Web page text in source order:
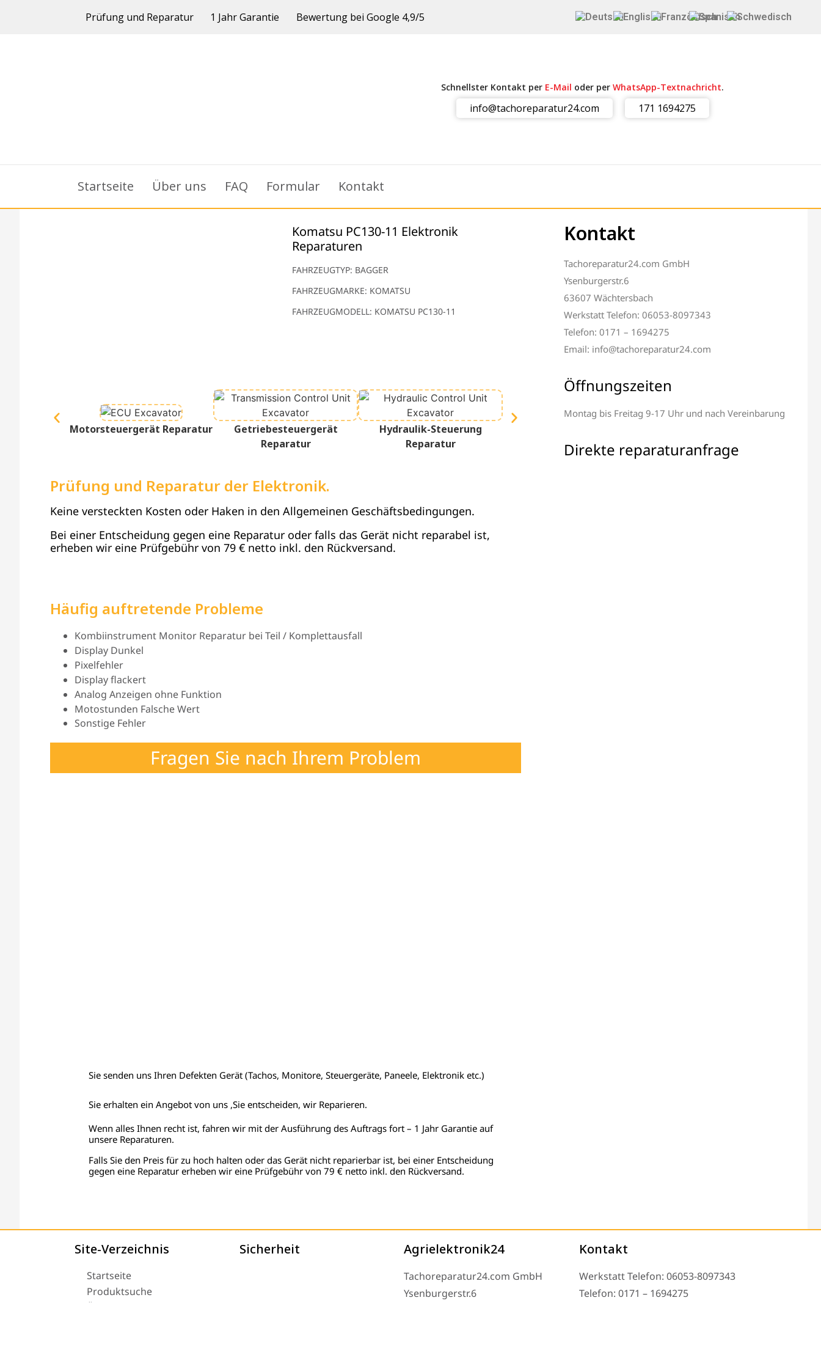
Prüfung und Reparatur 1 Jahr Garantie Bewertung bei Google 4,9/5
Schnellster Kontakt per E-Mail oder perWhatsApp-Textnachricht.
info@tachoreparatur24.com 171 1694275
Startseite Über uns FAQ Formular Kontakt
Komatsu PC130-11 Elektronik
Reparaturen
FAHRZEUGTYP: BAGGER
FAHRZEUGMARKE: KOMATSU
FAHRZEUGMODELL: KOMATSU PC130-11
Motorsteuergerät Reparatur
Getriebesteuergerät
Reparatur
Hydraulik-Steuerung
Reparatur
Alle elektronischen Bauteile
Prüfung und Reparatur der Elektronik.
Keine versteckten Kosten oder Haken in den Allgemeinen Geschäftsbedingungen.
Bei einer Entscheidung gegen eine Reparatur oder falls das Gerät nicht reparabel ist,
erheben wir eine Prüfgebühr von 79 € netto inkl. den Rückversand.
Häufig auftretende Probleme
Kombiinstrument Monitor Reparatur bei Teil / Komplettausfall
Display Dunkel
Pixelfehler
Display flackert
Analog Anzeigen ohne Funktion
Motostunden Falsche Wert
Sonstige Fehler
Fragen Sie nach Ihrem Problem
Sie senden uns Ihren Defekten Gerät (Tachos, Monitore, Steuergeräte, Paneele, Elektronik etc.)
Sie erhalten ein Angebot von uns ,Sie entscheiden, wir Reparieren.
Wenn alles Ihnen recht ist, fahren wir mit der Ausführung des Auftrags fort – 1 Jahr Garantie auf
unsere Reparaturen.
Falls Sie den Preis für zu hoch halten oder das Gerät nicht reparierbar ist, bei einer Entscheidung
gegen eine Reparatur erheben wir eine Prüfgebühr von 79 € netto inkl. den Rückversand.
Kontakt
Tachoreparatur24.com GmbH
Ysenburgerstr.6
63607 Wächtersbach
Werkstatt Telefon: 06053-8097343
Telefon: 0171 – 1694275
Email: info@tachoreparatur24.com
Öffnungszeiten
Montag bis Freitag 9-17 Uhr und nach Vereinbarung
Direkte reparaturanfrage
Site-Verzeichnis
Startseite
Produktsuche
Sicherheit Agrielektronik24
Tachoreparatur24.com GmbH
Ysenburgerstr.6
Kontakt
Werkstatt Telefon: 06053-8097343
Telefon: 0171 – 1694275